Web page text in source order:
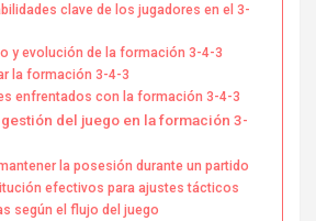
clave de los jugadores en el 3-
y evolución de la formación 3-4-3
la formación 3-4-3
enfrentados con la formación 3-4-3
del juego en la formación 3-
la posesión durante un partido
efectivos para ajustes tácticos
según el flujo del juego